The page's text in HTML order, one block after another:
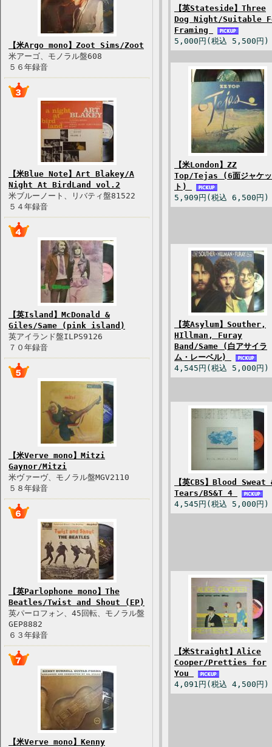
【米Argo mono】Zoot Sims/Zoot
米アーゴ、モノラル盤608
５６年録音
【米Blue Note】Art Blakey/A
Night At BirdLand vol.2
米ブルーノート、リバティ盤81522
５４年録音
【英Island】McDonald &
Giles/Same (pink island)
英アイランド盤ILPS9126
７０年録音
【米Verve mono】Mitzi
Gaynor/Mitzi
米ヴァーヴ、モノラル盤MGV2110
５８年録音
【英Parlophone mono】The
Beatles/Twist and Shout (EP)
英パーロフォン、45回転、モノラル盤
GEP8882
６３年録音
【米Verve mono】Kenny
【英Stateside】Three
Dog Night/Suitable
Framing
5,000円(税込 5,500円)
【米London】ZZ
Top/Tejas (6面ジャケッ
ト)
5,909円(税込 6,500円)
【英Asylum】Souther,
HIllman, Furay
Band/Same (白アサイラ
ム・レーベル)
4,545円(税込 5,000円)
【英CBS】Blood Sweat
Tears/BS&T 4
4,545円(税込 5,000円)
【米Straight】Alice
Cooper/Pretties for
You
4,091円(税込 4,500円)